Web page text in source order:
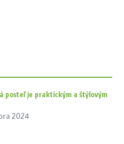
posteľ je praktickým a štýlovým
2024